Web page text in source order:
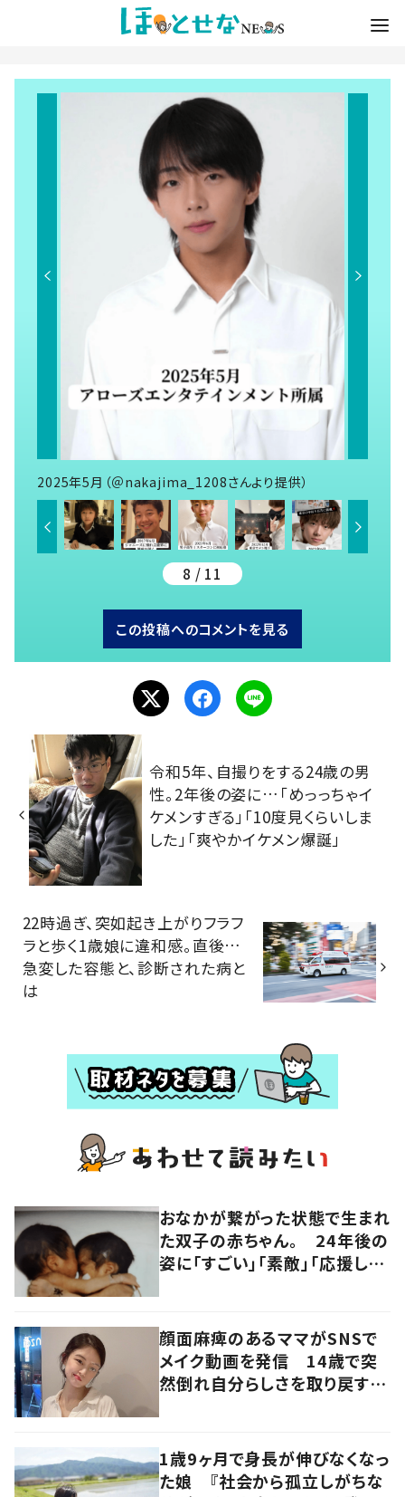
2025年5月（＠nakajima_1208さんより提供）
8 / 11
この投稿へのコメントを見る
令和5年、自撮りをする24歳の男
性。2年後の姿に…「めっっちゃイ
ケメンすぎる」「10度見くらいしま
した」「爽やかイケメン爆誕」
22時過ぎ、突如起き上がりフラフ
ラと歩く1歳娘に違和感。直後…
急変した容態と、診断された病と
は
おなかが繋がった状態で生まれ
た双子の赤ちゃん。 24年後の
姿に「すごい」「素敵」「応援して
顔面麻痺のあるママがSNSで
メイク動画を発信 14歳で突
然倒れ自分らしさを取り戻すま
1歳9ヶ月で身長が伸びなくなっ
た娘 『社会から孤立しがちな